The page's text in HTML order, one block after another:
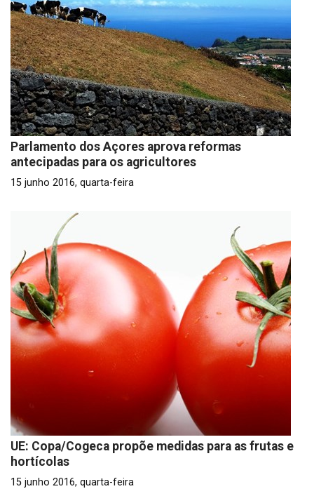
Parlamento dos Açores aprova reformas
antecipadas para os agricultores
15 junho 2016, quarta-feira
UE: Copa/Cogeca propõe medidas para as frutas e
hortícolas
15 junho 2016, quarta-feira